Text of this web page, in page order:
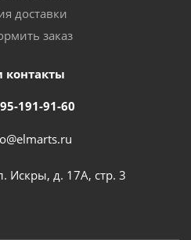
доставки
заказ
191-91-60
Искры, д. 17А, стр. 3